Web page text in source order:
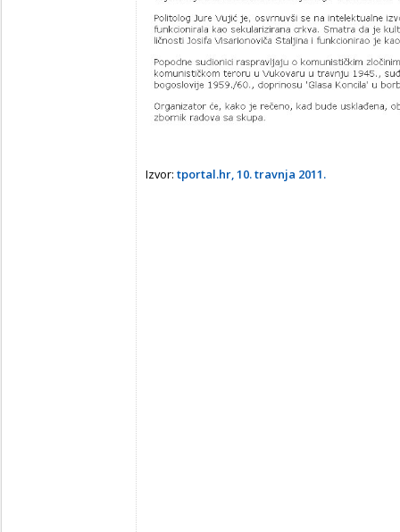
Izvor: tportal.hr, 10. travnja 2011.